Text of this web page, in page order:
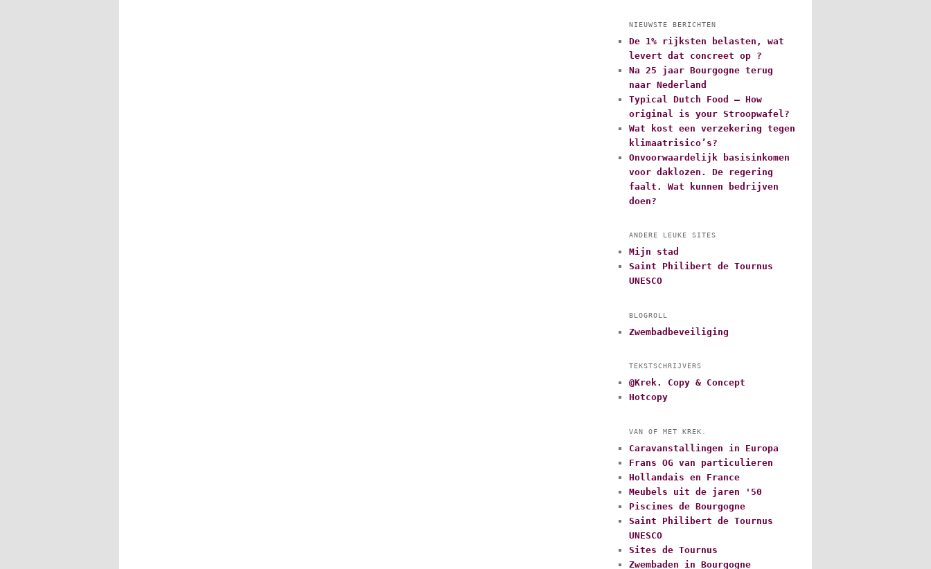
NIEUWSTE BERICHTEN
De 1% rijksten belasten, wat
levert dat concreet op ?
Na 25 jaar Bourgogne terug
naar Nederland
Typical Dutch Food – How
original is your Stroopwafel?
Wat kost een verzekering tegen
klimaatrisico’s?
Onvoorwaardelijk basisinkomen
voor daklozen. De regering
faalt. Wat kunnen bedrijven
doen?
ANDERE LEUKE SITES
Mijn stad
Saint Philibert de Tournus
UNESCO
BLOGROLL
Zwembadbeveiliging
TEKSTSCHRIJVERS
@Krek. Copy & Concept
Hotcopy
VAN OF MET KREK.
Caravanstallingen in Europa
Frans OG van particulieren
Hollandais en France
Meubels uit de jaren '50
Piscines de Bourgogne
Saint Philibert de Tournus
UNESCO
Sites de Tournus
Zwembaden in Bourgogne